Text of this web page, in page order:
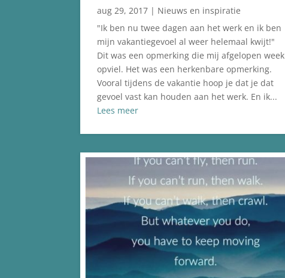
aug 29, 2017 | Nieuws en inspiratie
"Ik ben nu twee dagen aan het werk en ik ben
mijn vakantiegevoel al weer helemaal kwijt!"
Dit was een opmerking die mij afgelopen week
opviel. Het was een herkenbare opmerking.
Vooral tijdens de vakantie hoop je dat je dat
gevoel vast kan houden aan het werk. En ik...
Lees meer